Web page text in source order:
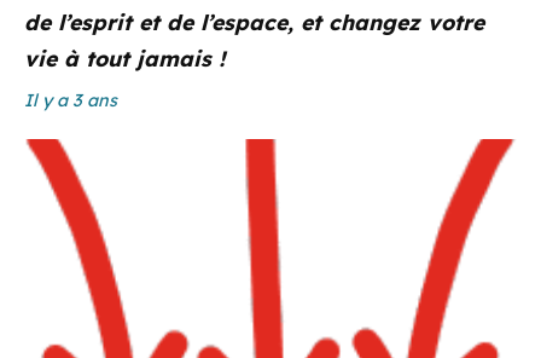
de l’esprit et de l’espace, et changez votre
vie à tout jamais !
Il y a 3 ans